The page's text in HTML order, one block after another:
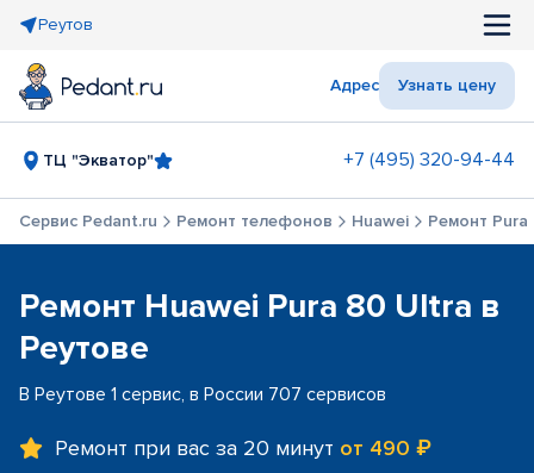
Реутов
Адрес Узнать цену
ТЦ "Экватор" +7 (495) 320-94-44
Сервис Pedant.ru Ремонт телефонов Huawei Ремонт
Ремонт Huawei Pura 80 Ultra в
Реутове
В Реутове 1 сервис, в России 707 сервисов
Ремонт при вас за 20 минут от 490 ₽